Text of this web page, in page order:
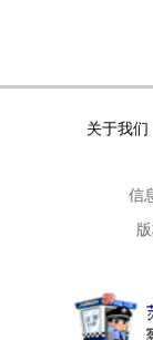
关于我们
信